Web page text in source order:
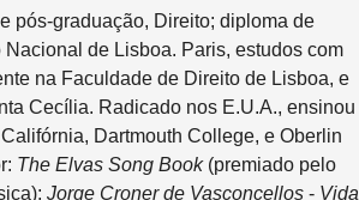
pós­-graduação, Direito; diploma de
de Lisboa. Paris, estudos com
na Faculdade de Direito de Lisboa, e
Cecília. Radicado nos E.U.A., ensinou
Dartmouth College, e Oberlin
The Elvas Song Book (premiado pelo
Jorge Croner de Vasconcellos - Vida